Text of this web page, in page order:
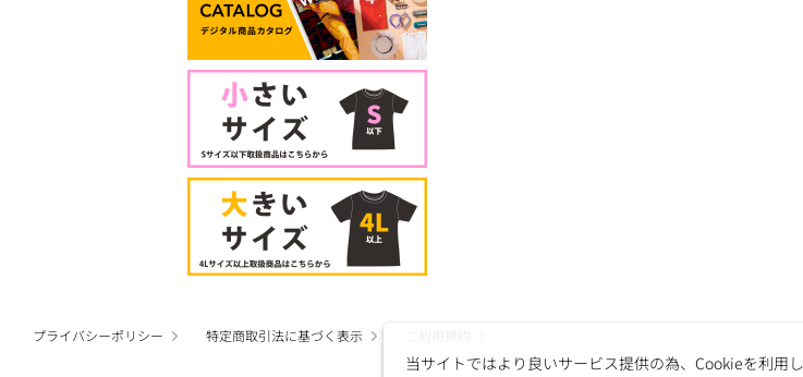
プライバシーポリシー 特定商取引法に基づく表示 ご利用規約
当サイトではより良いサービス提供の為、Cookieを利用